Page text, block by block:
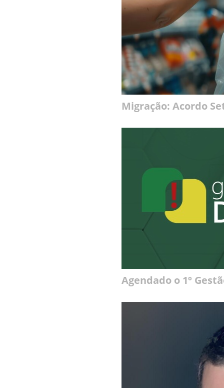
Migração: Acordo
Agendado o 1º